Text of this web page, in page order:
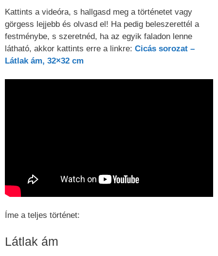
Kattints a videóra, s hallgasd meg a történetet vagy
görgess lejjebb és olvasd el! Ha pedig beleszerettél a
festménybe, s szeretnéd, ha az egyik faladon lenne
látható, akkor kattints erre a linkre: Cicás sorozat –
Látlak ám, 32×32 cm
Íme a teljes történet:
Látlak ám